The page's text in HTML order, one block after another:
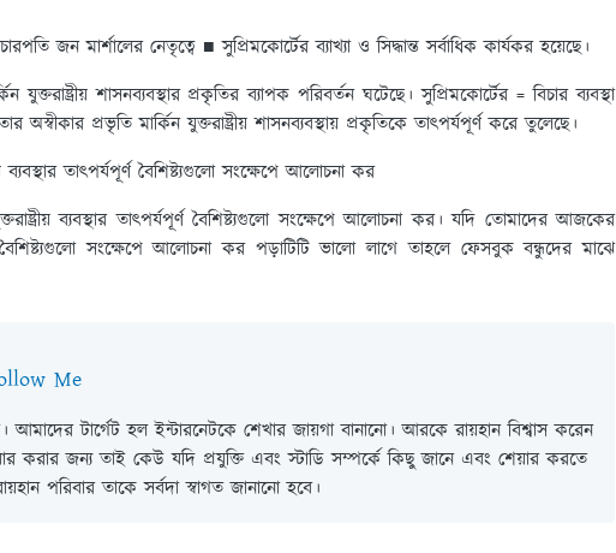
জন মার্শালের নেতৃত্বে ■ সুপ্রিমকোর্টের ব্যাখ্যা ও সিদ্ধান্ত সর্বাধিক কার্যকর হয়েছে।
যুক্তরাষ্ট্রীয় শাসনব্যবস্থার প্রকৃতির ব্যাপক পরিবর্তন ঘটেছে। সুপ্রিমকোর্টের = বিচার ব্যবস্থা
অস্বীকার প্রভৃতি মার্কিন যুক্তরাষ্ট্রীয় শাসনব্যবস্থায় প্রকৃতিকে তাৎপর্যপূর্ণ করে তুলেছে।
ব্যবস্থার তাৎপর্যপূর্ণ বৈশিষ্ট্যগুলো সংক্ষেপে আলোচনা কর
ব্যবস্থার তাৎপর্যপূর্ণ বৈশিষ্ট্যগুলো সংক্ষেপে আলোচনা কর। যদি তোমাদের আজকের
বৈশিষ্ট্যগুলো সংক্ষেপে আলোচনা কর পড়াটিটি ভালো লাগে তাহলে ফেসবুক বন্ধুদের মাঝে
Me
টার্গেট হল ইন্টারনেটকে শেখার জায়গা বানানো। আরকে রায়হান বিশ্বাস করেন
করার জন্য তাই কেউ যদি প্রযুক্তি এবং স্টাডি সম্পর্কে কিছু জানে এবং শেয়ার করতে
পরিবার তাকে সর্বদা স্বাগত জানানো হবে।